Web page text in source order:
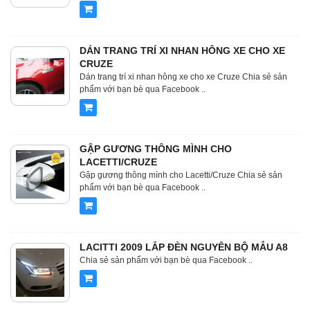
DÁN TRANG TRÍ XI NHAN HÔNG XE CHO XE
CRUZE
Dán trang trí xi nhan hông xe cho xe Cruze Chia sẻ sản
phẩm với bạn bè qua Facebook ..
GẬP GƯƠNG THÔNG MÌNH CHO
LACETTI/CRUZE
Gập gương thông mình cho Lacetti/Cruze Chia sẻ sản
phẩm với bạn bè qua Facebook ..
LACITTI 2009 LẮP ĐÈN NGUYÊN BỘ MẪU A8
Chia sẻ sản phẩm với bạn bè qua Facebook ..